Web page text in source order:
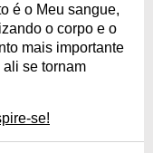
é o Meu sangue,
o corpo e o
mais importante
se tornam
se!